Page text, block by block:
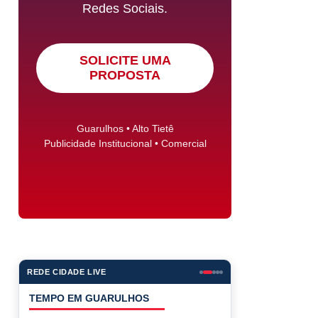
Redes Sociais.
SOLICITE UMA
PROPOSTA
Guarulhos • Alto Tietê
Publicidade Institucional • Comercial
REDE CIDADE LIVE
COTAÇÕES